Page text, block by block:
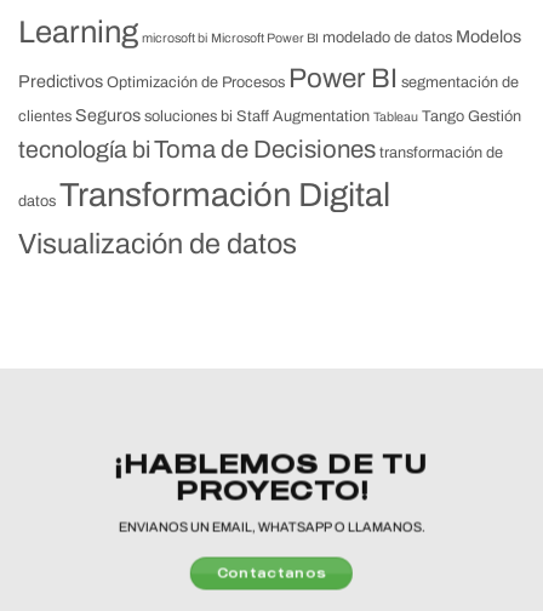
Learning microsoft bi Microsoft Power BI modelado de datos Modelos
Predictivos Optimización de Procesos Power BI segmentación de
clientes Seguros soluciones bi Staff Augmentation Tableau Tango Gestión
tecnología biToma de Decisiones transformación de
datos Transformación Digital
Visualización de datos
¡HABLEMOS DE TU
PROYECTO!
ENVIANOS UN EMAIL, WHATSAPP O LLAMANOS.
Contactanos